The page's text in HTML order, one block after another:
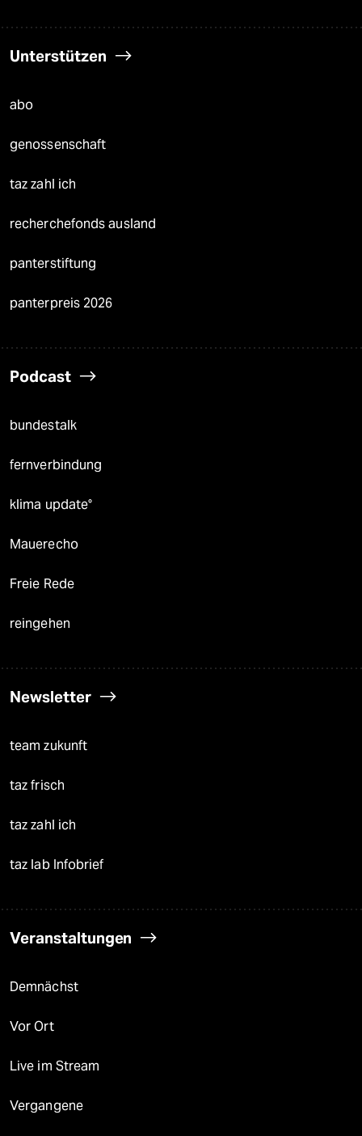
Unterstützen
abo
genossenschaft
taz zahl ich
recherchefonds ausland
panterstiftung
panterpreis 2026
Podcast
bundestalk
fernverbindung
klima update°
Mauerecho
Freie Rede
reingehen
Newsletter
team zukunft
taz frisch
taz zahl ich
taz lab Infobrief
Veranstaltungen
Demnächst
Vor Ort
Live im Stream
Vergangene